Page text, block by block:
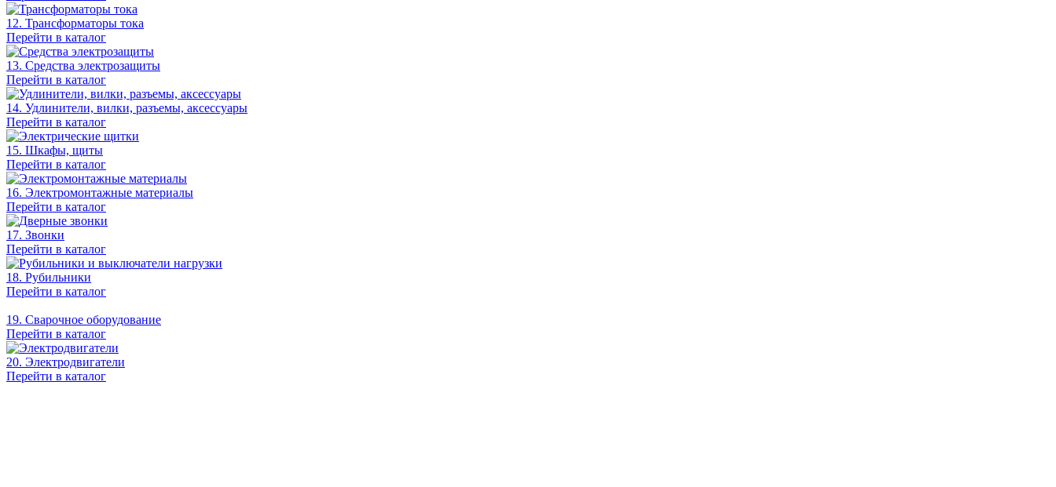
12. Трансформаторы тока
Перейти в каталог
13. Средства электрозащиты
Перейти в каталог
14. Удлинители, вилки, разъемы, аксессуары
Перейти в каталог
15. Шкафы, щиты
Перейти в каталог
16. Электромонтажные материалы
Перейти в каталог
17. Звонки
Перейти в каталог
18. Рубильники
Перейти в каталог
19. Сварочное оборудование
Перейти в каталог
20. Электродвигатели
Перейти в каталог